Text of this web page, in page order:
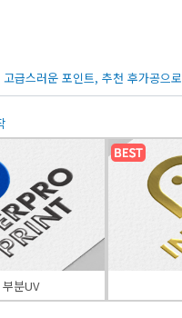
고급스러운 포인트, 추천 후가공으
분UV